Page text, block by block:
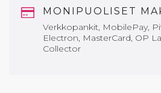
MONIPUOLISET
Verkkopankit, MobilePay,
Electron, MasterCard, OP
Collector